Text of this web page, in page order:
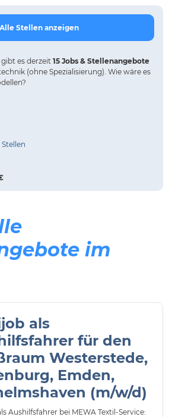
Alle Stellen anzeigen
gibt es derzeit 15 Jobs & Stellenangebote
(ohne Spezialisierung). Wie wäre es
Stellen
im
als
für den
Westerstede,
Emden,
(m/w/d)
Aushilfsfahrer bei MEWA Textil-Service: